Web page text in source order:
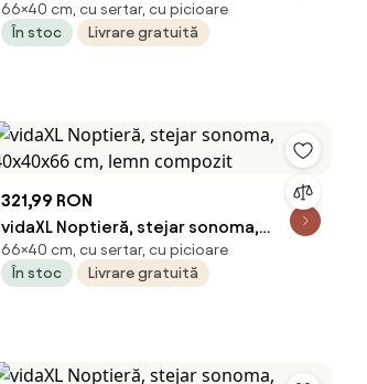
40x40x66 cm, lemn compozit
66×40 cm, cu sertar, cu picioare
În stoc
Livrare gratuită
321,99 RON
vidaXL Noptieră, stejar sonoma,
40x40x66 cm, lemn compozit
66×40 cm, cu sertar, cu picioare
În stoc
Livrare gratuită